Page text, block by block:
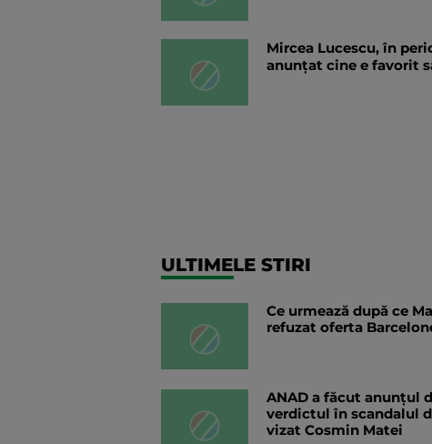
Mircea Lucescu, în
anunțat cine e favorit
ULTIMELE STIRI
Ce urmează după ce
refuzat oferta
ANAD a făcut anunțul
verdictul în scandalul
vizat Cosmin Matei